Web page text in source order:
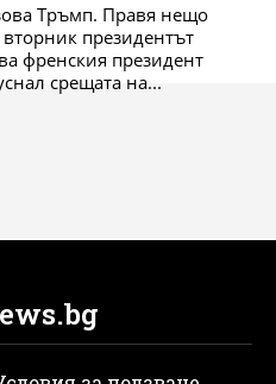
Тръмп. Правя нещо
френския президент
срещата на...